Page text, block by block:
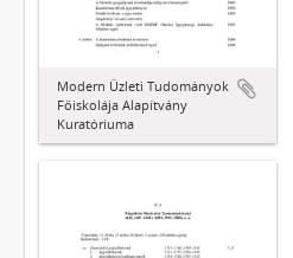
Modern Üzleti Tudományok
Főiskolája Alapítvány
Kuratóriuma